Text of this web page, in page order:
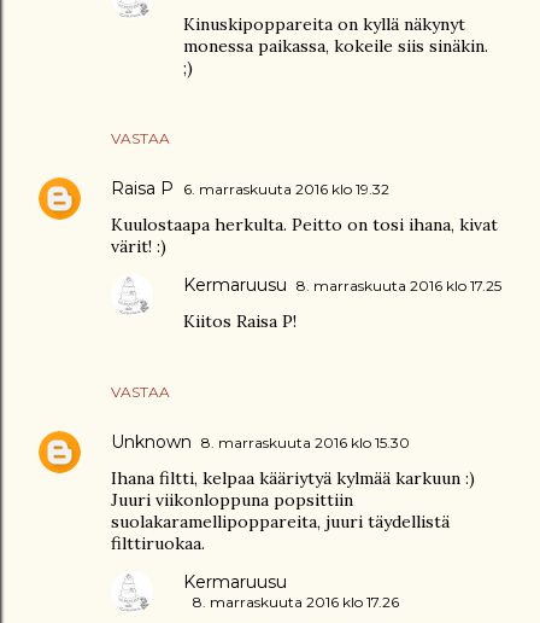
VASTAA
Kinuskipoppareita on kyllä näkynyt
monessa paikassa, kokeile siis sinäkin.
;)
Raisa P 6. marraskuuta 2016 klo 19.32
Kuulostaapa herkulta. Peitto on tosi ihana, kivat
värit! :)
VASTAA
Kermaruusu 8. marraskuuta 2016 klo 17.25
Kiitos Raisa P!
Unknown 8. marraskuuta 2016 klo 15.30
Ihana filtti, kelpaa kääriytyä kylmää karkuun :)
Juuri viikonloppuna popsittiin
suolakaramellipoppareita, juuri täydellistä
filttiruokaa.
Kermaruusu
8. marraskuuta 2016 klo 17.26